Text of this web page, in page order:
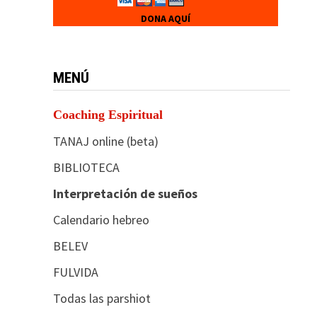
DONA AQUÍ
MENÚ
Coaching Espiritual
TANAJ online (beta)
BIBLIOTECA
Interpretación de sueños
Calendario hebreo
BELEV
FULVIDA
Todas las parshiot